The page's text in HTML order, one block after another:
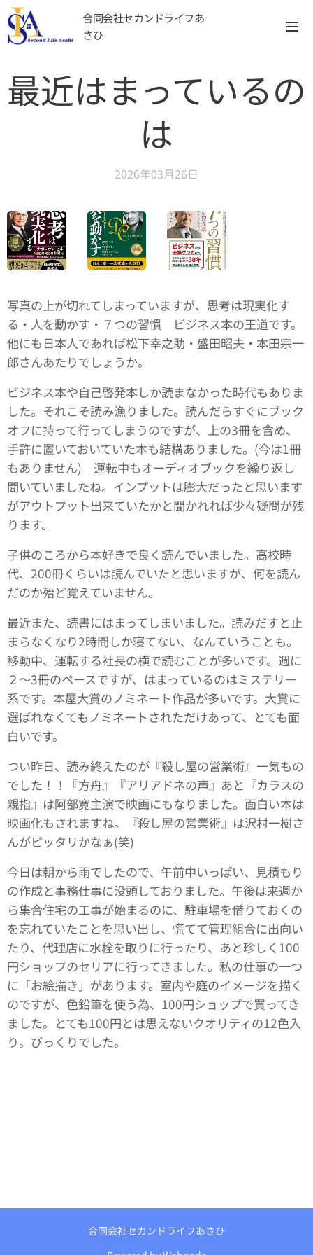
合同会社セカンドライフあ
さひ
最近はまっているの
は
2026年03月26日
写真の上が切れてしまっていますが、思考は現実化す
る・人を動かす・７つの習慣 ビジネス本の王道です。
他にも日本人であれば松下幸之助・盛田昭夫・本田宗一
郎さんあたりでしょうか。
ビジネス本や自己啓発本しか読まなかった時代もありま
した。それこそ読み漁りました。読んだらすぐにブック
オフに持って行ってしまうのですが、上の3冊を含め、
手許に置いておいていた本も結構ありました。(今は1冊
もありません) 運転中もオーディオブックを繰り返し
聞いていましたね。インプットは膨大だったと思います
がアウトプット出来ていたかと聞かれれば少々疑問が残
ります。
子供のころから本好きで良く読んでいました。高校時
代、200冊くらいは読んでいたと思いますが、何を読ん
だのか殆ど覚えていません。
最近また、読書にはまってしまいました。読みだすと止
まらなくなり2時間しか寝てない、なんていうことも。
移動中、運転する社長の横で読むことが多いです。週に
２～3冊のペースですが、はまっているのはミステリー
系です。本屋大賞のノミネート作品が多いです。大賞に
選ばれなくてもノミネートされただけあって、とても面
白いです。
つい昨日、読み終えたのが『殺し屋の営業術』一気もの
でした！！『方舟』『アリアドネの声』あと『カラスの
親指』は阿部寛主演で映画にもなりました。面白い本は
映画化もされますね。『殺し屋の営業術』は沢村一樹さ
んがピッタリかなぁ(笑)
今日は朝から雨でしたので、午前中いっぱい、見積もり
の作成と事務仕事に没頭しておりました。午後は来週か
ら集合住宅の工事が始まるのに、駐車場を借りておくの
を忘れていたことを思い出し、慌てて管理組合に出向い
たり、代理店に水栓を取りに行ったり、あと珍しく100
円ショップのセリアに行ってきました。私の仕事の一つ
に「お絵描き」があります。室内や庭のイメージを描く
のですが、色鉛筆を使う為、100円ショップで買ってき
ました。とても100円とは思えないクオリティの12色入
り。びっくりでした。
合同会社セカンドライフあさひ